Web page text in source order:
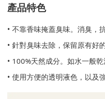
產品特色
• 不靠香味掩蓋臭味。消臭，
• 針對臭味去除，保留原有好的
• 100%天然成分。如水一般乾
• 使用方便的透明液色，以及